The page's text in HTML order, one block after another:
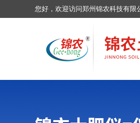
您好，欢迎访问郑州锦农科技有限